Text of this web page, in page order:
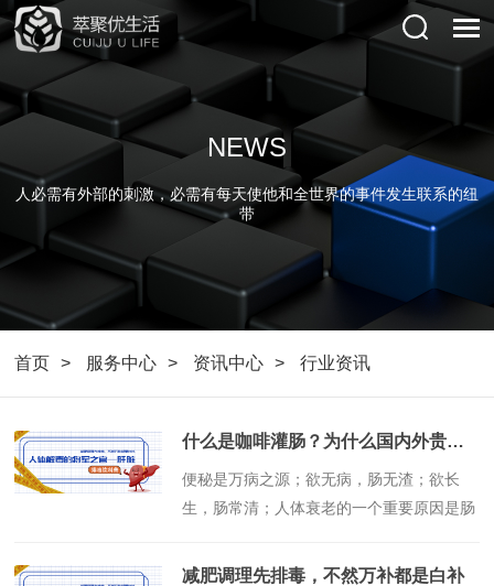
NEWS
人必需有外部的刺激，必需有每天使他和全世界的事件发生联系的纽
带
首页 服务中心 资讯中心 行业资讯
什么是咖啡灌肠？为什么国内外贵族都在用？
​便秘是万病之源；欲无病，肠无渣；欲长
生，肠常清；人体衰老的一个重要原因是肠
致......
减肥调理先排毒，不然万补都是白补